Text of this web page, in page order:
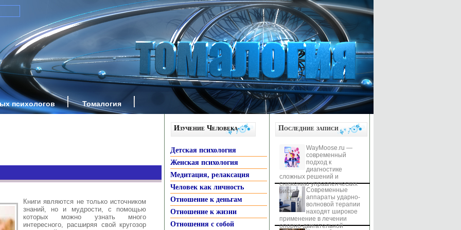
психологов Томалогия
Книги являются не только источником
знаний, но и мудрости, с помощью
которых можно узнать много
интересного, расширяя свой кругозор
Изучение Человека
Детская психология
Женская психология
Медитация, релаксация
Человек как личность
Отношение к деньгам
Отношение к жизни
Отношения с собой
Последние записи
WayMoose.ru —
современный
подход к
диагностике
сложных решений и
снижению управленческих
рисков
Современные
аппараты ударно-
волновой терапии
находят широкое
применение в лечении
опорно-двигательной